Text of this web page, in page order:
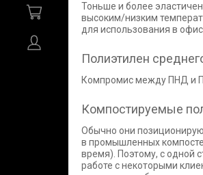
Тоньше и более
высоким/низким
для использования в
Полиэтилен
Компромис между ПНД и
Компостируемые
Обычно они
в промышленных
время). Поэтому, с одной
работе с некоторыми